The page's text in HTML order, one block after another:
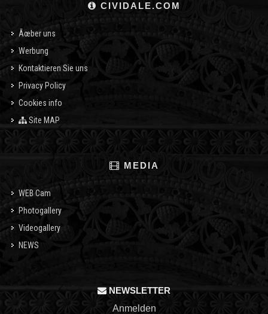
CIVIDALE.COM
Ãœber uns
Werbung
Kontaktieren Sie uns
Privacy Policy
Cookies info
Site MAP
MEDIA
WEB Cam
Photogallery
Videogallery
NEWS
NEWSLETTER
Anmelden